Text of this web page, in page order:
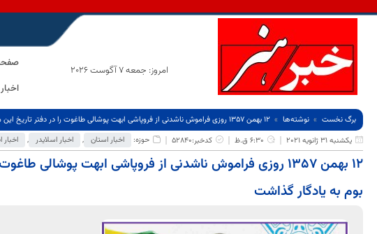
امروز: جمعه 7 آگوست 2026
برگ نخست نوشته‌ها
۱۲ بهمن ۱۳۵۷ روزی فراموش ناشدنی از فروپاشی ابهت پوشالی طاغوت را در دفتر تاریخ این مرز و بوم به یادگار گذاشت
یکشنبه 31 ژانویه 2021
6:30 ق.ظ کدخبر:52840 حوزه: اخبار استان , اخبار اسلایدر ,
۱۲ بهمن ۱۳۵۷ روزی فراموش ناشدنی از فروپاشی ابهت پوشالی
بوم به یادگار گذاشت